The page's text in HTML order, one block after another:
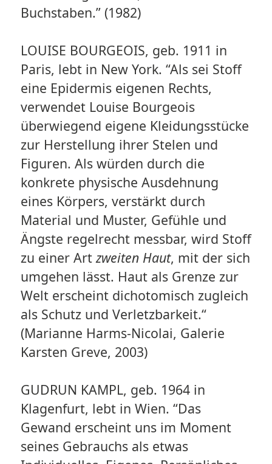
Buchstaben.” (1982)
LOUISE BOURGEOIS, geb. 1911 in
Paris, lebt in New York. “Als sei Stoff
eine Epidermis eigenen Rechts,
verwendet Louise Bourgeois
überwiegend eigene Kleidungsstücke
zur Herstellung ihrer Stelen und
Figuren. Als würden durch die
konkrete physische Ausdehnung
eines Körpers, verstärkt durch
Material und Muster, Gefühle und
Ängste regelrecht messbar, wird Stoff
zu einer Artzweiten Haut, mit der sich
umgehen lässt. Haut als Grenze zur
Welt erscheint dichotomisch zugleich
als Schutz und Verletzbarkeit.“
(Marianne Harms-Nicolai, Galerie
Karsten Greve, 2003)
GUDRUN KAMPL, geb. 1964 in
Klagenfurt, lebt in Wien. “Das
Gewand erscheint uns im Moment
seines Gebrauchs als etwas